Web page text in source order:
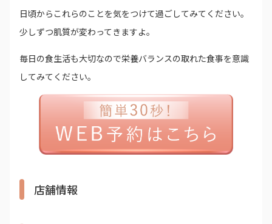
日頃からこれらのことを気をつけて過ごしてみてください。
少しずつ肌質が変わってきますよ。
毎日の食生活も大切なので栄養バランスの取れた食事を意識
してみてください。
店舗情報